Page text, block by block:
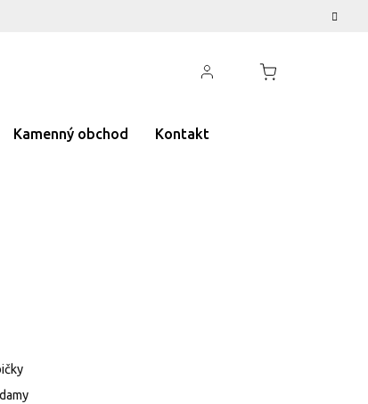
Kamenný obchod Kontakt